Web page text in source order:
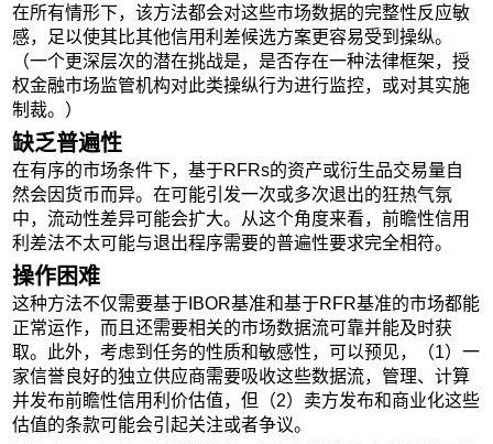
在所有情形下，该方法都会对这些市场数据的完整性反应敏
感，足以使其比其他信用利差候选方案更容易受到操纵。
（一个更深层次的潜在挑战是，是否存在一种法律框架，授
权金融市场监管机构对此类操纵行为进行监控，或对其实施
制裁。）
缺乏普遍性
在有序的市场条件下，基于RFRs的资产或衍生品交易量自
然会因货币而异。在可能引发一次或多次退出的狂热气氛
中，流动性差异可能会扩大。从这个角度来看，前瞻性信用
利差法不太可能与退出程序需要的普遍性要求完全相符。
操作困难
这种方法不仅需要基于IBOR基准和基于RFR基准的市场都能
正常运作，而且还需要相关的市场数据流可靠并能及时获
取。此外，考虑到任务的性质和敏感性，可以预见，（1）一
家信誉良好的独立供应商需要吸收这些数据流，管理、计算
并发布前瞻性信用利价估值，但（2）卖方发布和商业化这些
估值的条款可能会引起关注或者争议。